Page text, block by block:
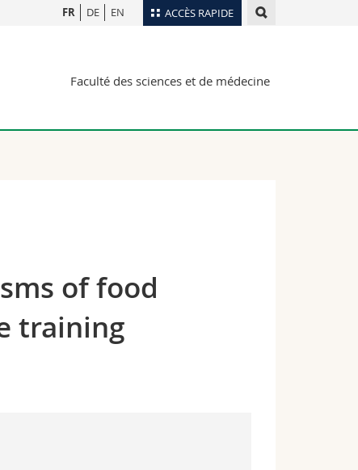
ACCÈS RAPIDE
Plan d'accès
Webmail
FR DE EN
Faculté des sciences et de médecine
of food
training